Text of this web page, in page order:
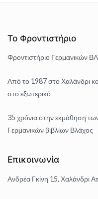
Το Φροντιστήριο
Φροντιστήριο Γερμανικών
Από το 1987 στο Χαλάνδρι
στο εξωτερικό
35 χρόνια στην εκμάθηση
Γερμανικών βιβλίων Βλάχος
Επικοινωνία
Ανδρέα Γκίνη 15, Χαλάνδρι